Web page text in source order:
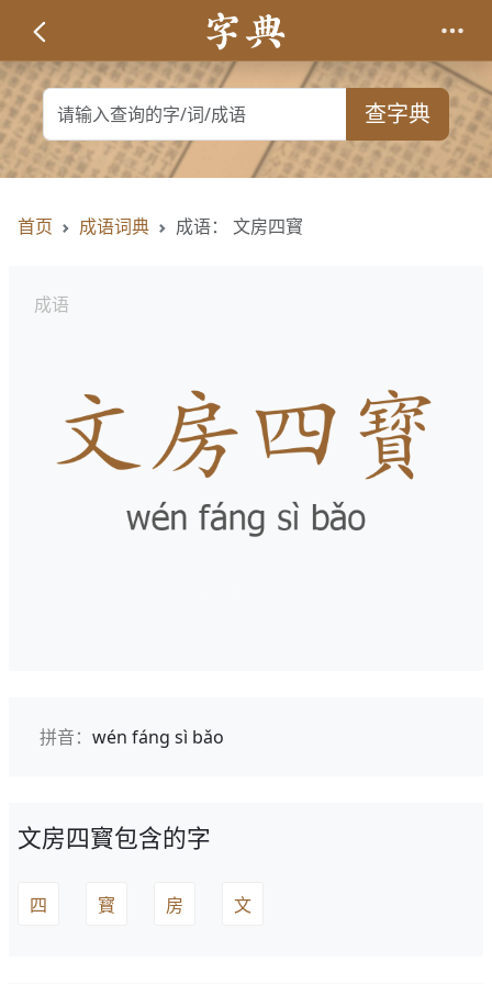
查字典
首页 成语词典 成语： 文房四寳
成语
拼音： wén fáng sì bǎo
文房四寳包含的字
四 寳 房 文